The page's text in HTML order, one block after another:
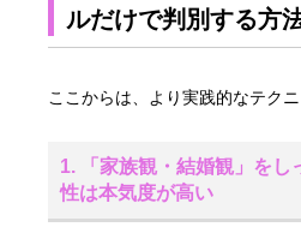
ルだけで判別する方
ここからは、より実践的なテクニ
1. 「家族観・結婚観」をし
性は本気度が高い